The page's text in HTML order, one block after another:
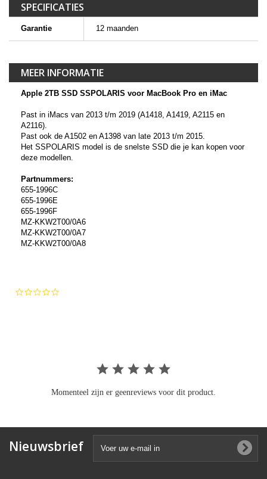
SPECIFICATIES
Garantie 12 maanden
MEER INFORMATIE
Apple 2TB SSD SSPOLARIS voor MacBook Pro en iMac
Past in iMacs van 2013 t/m 2019 (A1418, A1419, A2115 en
A2116).
Past ook de A1502 en A1398 van late 2013 t/m 2015.
Het SSPOLARIS model is de snelste SSD die je kan kopen voor
deze modellen.
Partnummers:
655-1996C
655-1996E
655-1996F
MZ-KKW2T00/0A6
MZ-KKW2T00/0A7
MZ-KKW2T00/0A8
Momenteel zijn er geenreviews voor dit product.
Nieuwsbrief